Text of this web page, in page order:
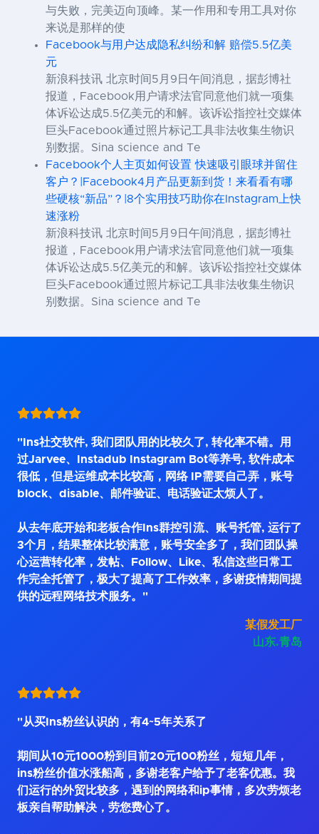
与失败，完美迈向顶峰。某一作用和专用工具对你
来说是那样的使
Facebook与用户达成隐私纠纷和解 赔偿5.5亿美
元
新浪科技讯 北京时间5月9日午间消息，据彭博社
报道，Facebook用户请求法官同意他们就一项集
体诉讼达成5.5亿美元的和解。该诉讼指控社交媒体
巨头Facebook通过照片标记工具非法收集生物识
别数据。Sina science and Te
Facebook个人主页如何设置 快速吸引眼球并留住
客户？|Facebook4月产品更新到货！来看看有哪
些硬核“新品”？|8个实用技巧助你在Instagram上快
速涨粉
新浪科技讯 北京时间5月9日午间消息，据彭博社
报道，Facebook用户请求法官同意他们就一项集
体诉讼达成5.5亿美元的和解。该诉讼指控社交媒体
巨头Facebook通过照片标记工具非法收集生物识
别数据。Sina science and Te
"Ins社交软件, 我们团队用的比较久了, 转化率不错。用
过Jarvee、Instadub Instagram Bot等养号, 软件成本
很低，但是运维成本比较高，网络 IP需要自己弄，账号
block、disable、邮件验证、电话验证太烦人了。
从去年底开始和老板合作Ins群控引流、账号托管, 运行了
3个月，结果整体比较满意，账号安全多了，我们团队操
心运营转化率，发帖、Follow、Like、私信这些日常工
作完全托管了，极大了提高了工作效率，多谢疫情期间提
供的远程网络技术服务。"
某假发工厂
山东.青岛
"从买Ins粉丝认识的，有4~5年关系了
期间从10元1000粉到目前20元100粉丝，短短几年，
ins粉丝价值水涨船高，多谢老客户给予了老客优惠。我
们运行的外贸比较多，遇到的网络和ip事情，多次劳烦老
板亲自帮助解决，劳您费心了。